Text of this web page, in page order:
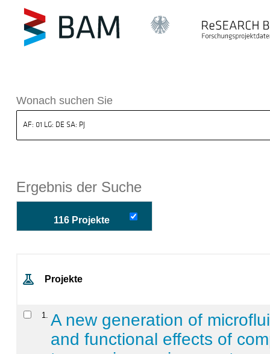
BAM
Wonach suchen Sie
Ergebnis der Suche
116 Projekte
Projekte
1
A new generation of
and functional effects of